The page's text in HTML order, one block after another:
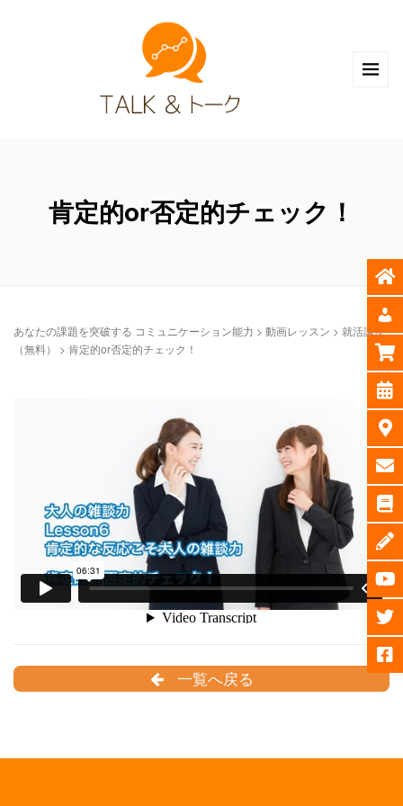
肯定的or否定的チェック！
あなたの課題を突破する コミュニケーション能力 > 動画レッスン > 就活講座
（無料）
> 肯定的or否定的チェック！
一覧へ戻る